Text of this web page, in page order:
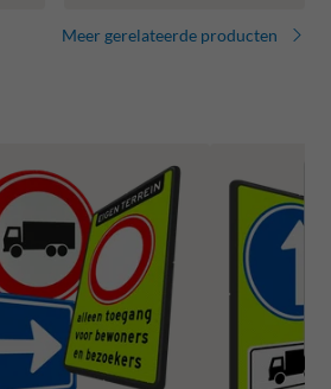
Meer gerelateerde producten